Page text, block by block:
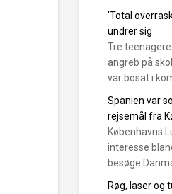
'Total
undrer sig
Tre
angreb på
var bosat i
Spanien var
rejsemål fra
Københavns
interesse
besøge
Røg, laser og